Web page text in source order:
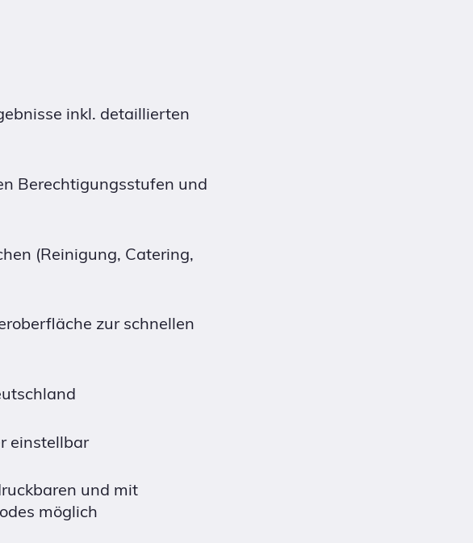
inkl. detaillierten
Berechtigungsstufen und
(Reinigung, Catering,
zur schnellen
einstellbar
und mit
möglich